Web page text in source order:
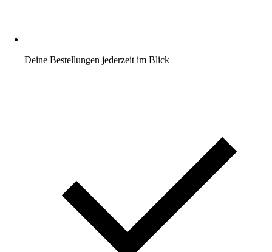
Deine Bestellungen jederzeit im Blick